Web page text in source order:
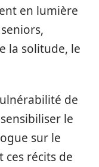
en lumière
la solitude, le
de
le
sur le
ces récits de